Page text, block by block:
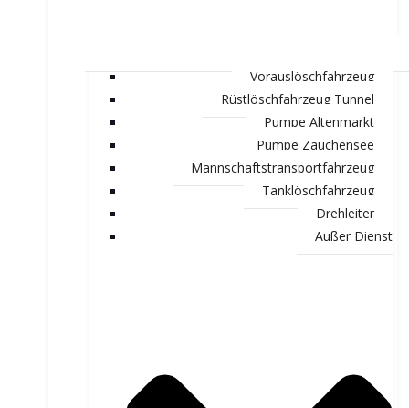
Vorauslöschfahrzeug
Rüstlöschfahrzeug Tunnel
Pumpe Altenmarkt
Pumpe Zauchensee
Mannschaftstransportfahrzeug
Tanklöschfahrzeug
Drehleiter
Außer Dienst